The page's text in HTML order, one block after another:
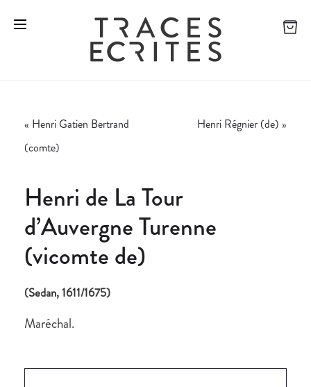
« Henri Gatien Bertrand
(comte)
Henri Régnier (de) »
Henri de La Tour
d’Auvergne Turenne
(vicomte de)
(Sedan, 1611/1675)
Maréchal.